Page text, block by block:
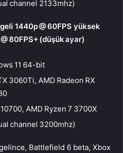
channel 2133mhz)
1440p @ 60FPS yüksek
80FPS+ (düşük ayar)
11 64-bit
3060Ti, AMD Radeon RX
AMD Ryzen 7 3700X
channel 3200mhz)
Battlefield 6 beta, Xbox